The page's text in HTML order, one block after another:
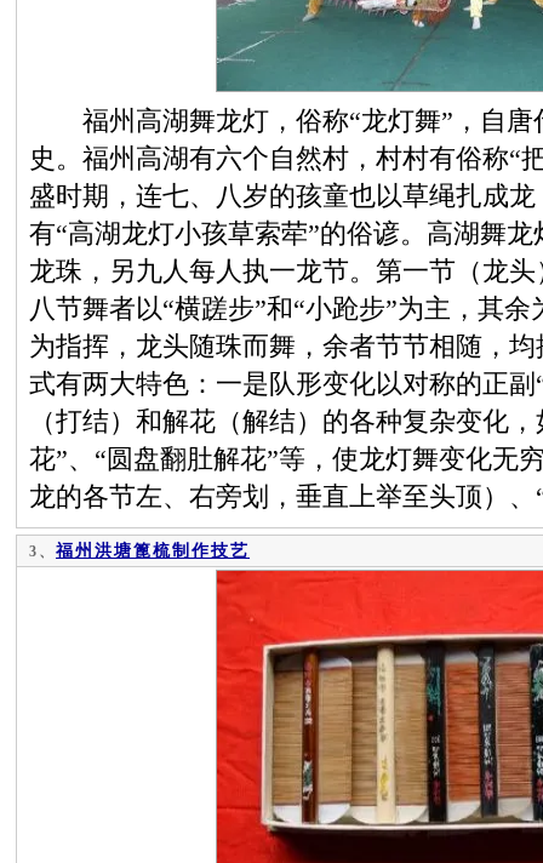
福州高湖舞龙灯，俗称“龙灯舞”，自唐
史。福州高湖有六个自然村，村村有俗称“
盛时期，连七、八岁的孩童也以草绳扎成
有“高湖龙灯小孩草索荦”的俗谚。高湖舞
龙珠，另九人每人执一龙节。第一节（龙
八节舞者以“横蹉步”和“小跄步”为主，其
为指挥，龙头随珠而舞，余者节节相随，
式有两大特色：一是队形变化以对称的正
（打结）和解花（解结）的各种复杂变化
花”、“圆盘翻肚解花”等，使龙灯舞变化无
龙的各节左、右旁划，垂直上举至头顶）
3、 福州洪塘篦梳制作技艺